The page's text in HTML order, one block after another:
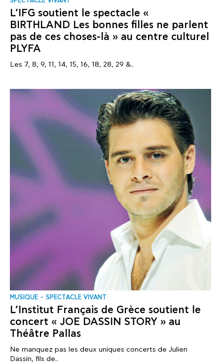
L’IFG soutient le spectacle «
BIRTHLAND Les bonnes filles ne parlent
pas de ces choses-là » au centre culturel
PLYFA
Les 7, 8, 9, 11, 14, 15, 16, 18, 28, 29 &..
MUSIQUE SPECTACLE VIVANT
L’Institut Français de Grèce soutient le
concert « JOE DASSIN STORY » au
Théâtre Pallas
Ne manquez pas les deux uniques concerts de Julien
Dassin, fils de..